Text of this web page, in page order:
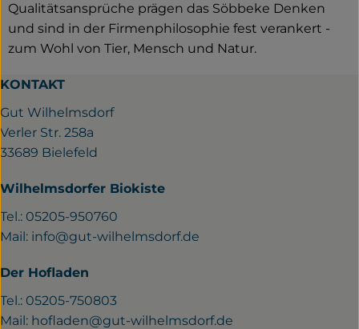
Qualitätsansprüche prägen das Söbbeke Denken
und sind in der Firmenphilosophie fest verankert -
zum Wohl von Tier, Mensch und Natur.
KONTAKT
Gut Wilhelmsdorf
Verler Str. 258a
33689 Bielefeld
Wilhelmsdorfer Biokiste
Tel.: 05205-950760
Mail: info@gut-wilhelmsdorf.de
Der Hofladen
Tel.: 05205-750803
Mail: hofladen@gut-wilhelmsdorf.de